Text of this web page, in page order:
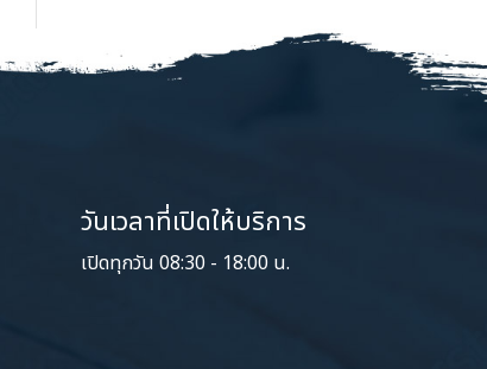
วันเวลาที่เปิดให้บริการ
เปิดทุกวัน 08:30 - 18:00 น.